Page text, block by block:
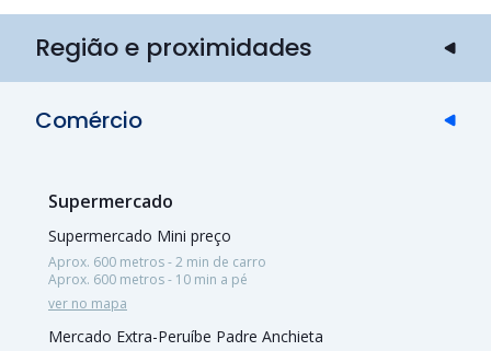
Região e proximidades
Comércio
Supermercado
Supermercado Mini preço
Aprox. 600 metros - 2 min de carro
Aprox. 600 metros - 10 min a pé
ver no mapa
Mercado Extra-Peruíbe Padre Anchieta